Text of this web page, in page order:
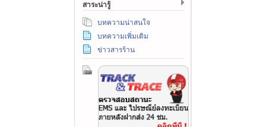
สาระน่ารู้
บทความน่าสนใจ
บทความเพิ่มเติม
ข่าวสารร้าน